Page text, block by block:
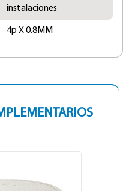
instalaciones
4p X 0.8MM